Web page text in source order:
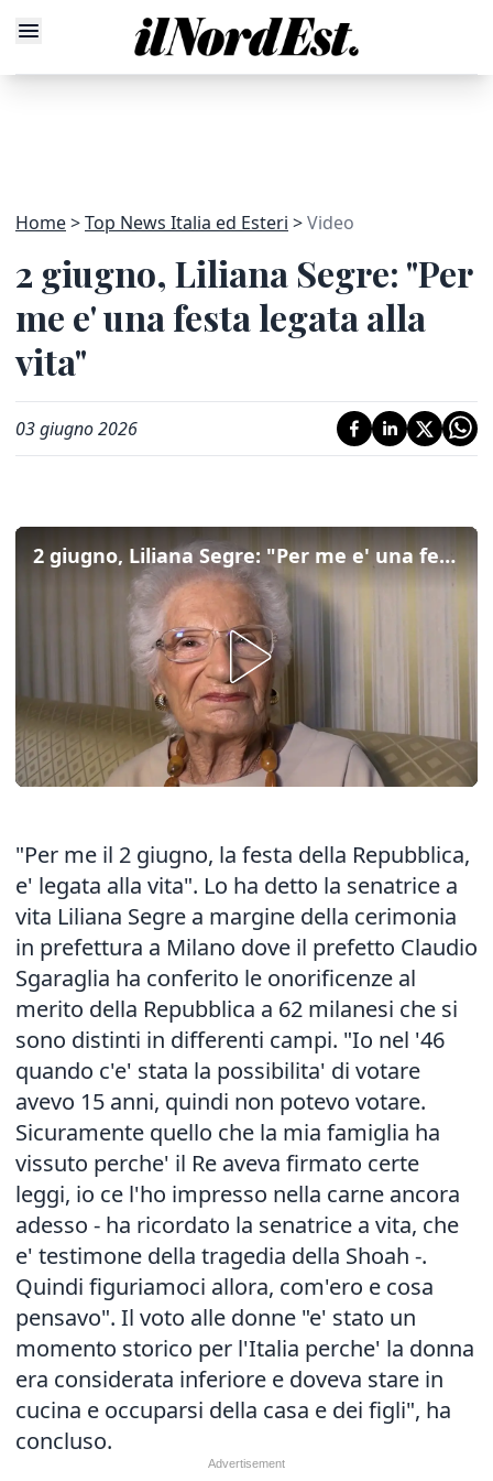
Home Top News Italia ed Esteri Video
2 giugno, Liliana Segre: "Per
me e' una festa legata alla
vita"
03 giugno 2026
2 giugno, Liliana Segre: "Per me e' una festa legata alla vita"
"Per me il 2 giugno, la festa della Repubblica,
e' legata alla vita". Lo ha detto la senatrice a
vita Liliana Segre a margine della cerimonia
in prefettura a Milano dove il prefetto Claudio
Sgaraglia ha conferito le onorificenze al
merito della Repubblica a 62 milanesi che si
sono distinti in differenti campi. "Io nel '46
quando c'e' stata la possibilita' di votare
avevo 15 anni, quindi non potevo votare.
Sicuramente quello che la mia famiglia ha
vissuto perche' il Re aveva firmato certe
leggi, io ce l'ho impresso nella carne ancora
adesso - ha ricordato la senatrice a vita, che
e' testimone della tragedia della Shoah -.
Quindi figuriamoci allora, com'ero e cosa
pensavo". Il voto alle donne "e' stato un
momento storico per l'Italia perche' la donna
era considerata inferiore e doveva stare in
cucina e occuparsi della casa e dei figli", ha
concluso.